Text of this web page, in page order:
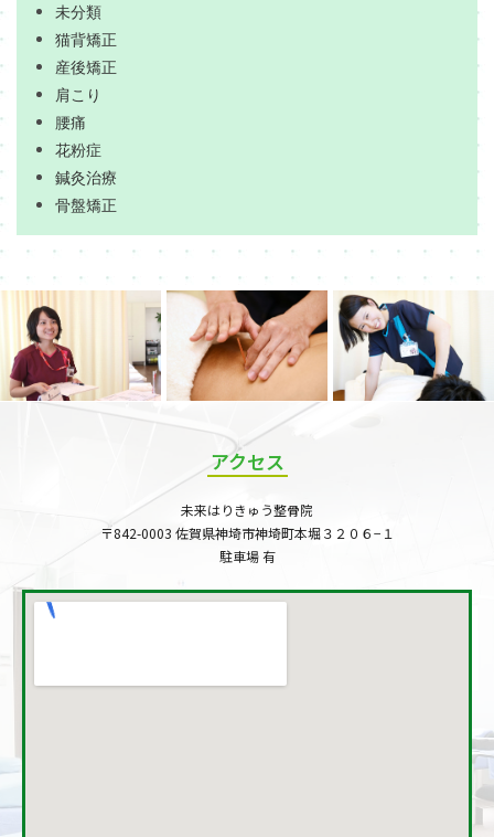
未分類
猫背矯正
産後矯正
肩こり
腰痛
花粉症
鍼灸治療
骨盤矯正
アクセス
未来はりきゅう整骨院
〒842-0003 佐賀県神埼市神埼町本堀３２０６−１
駐車場 有